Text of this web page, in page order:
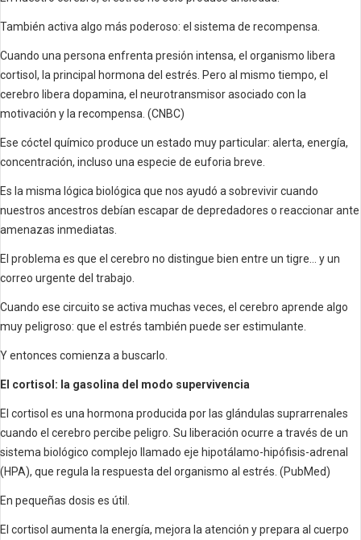
También activa algo más poderoso: el sistema de recompensa.
Cuando una persona enfrenta presión intensa, el organismo libera
cortisol, la principal hormona del estrés. Pero al mismo tiempo, el
cerebro libera dopamina, el neurotransmisor asociado con la
motivación y la recompensa. (CNBC)
Ese cóctel químico produce un estado muy particular: alerta, energía,
concentración, incluso una especie de euforia breve.
Es la misma lógica biológica que nos ayudó a sobrevivir cuando
nuestros ancestros debían escapar de depredadores o reaccionar ante
amenazas inmediatas.
El problema es que el cerebro no distingue bien entre un tigre… y un
correo urgente del trabajo.
Cuando ese circuito se activa muchas veces, el cerebro aprende algo
muy peligroso: que el estrés también puede ser estimulante.
Y entonces comienza a buscarlo.
El cortisol: la gasolina del modo supervivencia
El cortisol es una hormona producida por las glándulas suprarrenales
cuando el cerebro percibe peligro. Su liberación ocurre a través de un
sistema biológico complejo llamado eje hipotálamo-hipófisis-adrenal
(HPA), que regula la respuesta del organismo al estrés. (PubMed)
En pequeñas dosis es útil.
El cortisol aumenta la energía, mejora la atención y prepara al cuerpo